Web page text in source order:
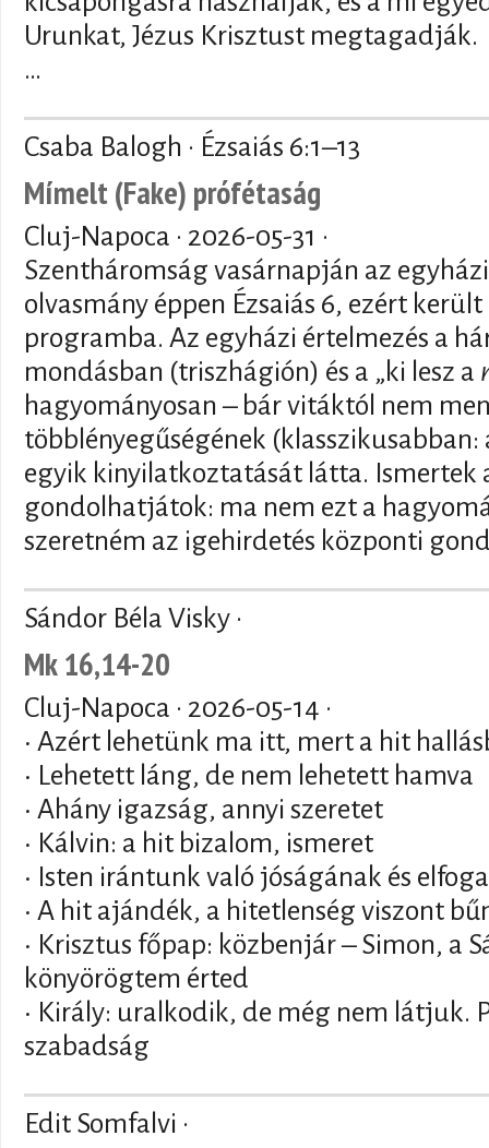
Urunkat, Jézus Krisztust megtagadják.
…
Csaba Balogh · Ézsaiás 6:1–13
Mímelt (Fake) prófétaság
Cluj-Napoca · 2026-05-31 ·
Szentháromság vasárnapján az
olvasmány éppen Ézsaiás 6, ezért
programba. Az egyházi értelmezés a
mondásban (triszhágión) és a „ki lesz a
hagyományosan – bár vitáktól nem
többlényegűségének
egyik kinyilatkoztatását látta. Ismertek
gondolhatjátok: ma nem ezt a
szeretném az igehirdetés központi
Sándor Béla Visky ·
Mk 16,14-20
Cluj-Napoca · 2026-05-14 ·
• Azért lehetünk ma itt, mert a hit
• Lehetett láng, de nem lehetett hamva
• Ahány igazság, annyi szeretet
• Kálvin: a hit bizalom, ismeret
• Isten irántunk való jóságának és
• A hit ajándék, a hitetlenség viszont
• Krisztus főpap: közbenjár – Simon, a
könyörögtem érted
• Király: uralkodik, de még nem látjuk.
szabadság
Edit Somfalvi ·